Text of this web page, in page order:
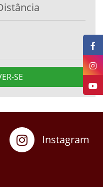
SE
Instagram